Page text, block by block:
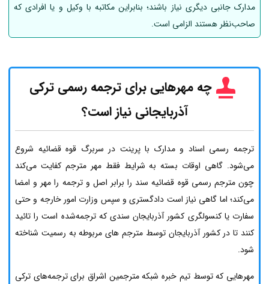
مدارک جانبی دیگری نیاز باشند؛ بنابراین مکاتبه با وکیل و یا افرادی که
صاحب‌نظر هستند الزامی است.
چه مهرهایی برای ترجمه رسمی ترکی
آذربایجانی نیاز است؟
ترجمه رسمی اسناد و مدارک با پرینت در سربرگ قوه قضائیه شروع
می‌شود. گاهی اوقات بسته به شرایط فقط مهر مترجم کفایت می‌کند
چون مترجم رسمی قوه قضائیه سند را برابر اصل و ترجمه را مهر و امضا
می‌کند؛ اما گاهی نیاز است دادگستری و سپس وزارت امور خارجه و حتی
سفارت یا کنسولگری کشور آذربایجان سندی که ترجمه‌شده است را تائید
کنند تا در کشور آذربایجان توسط مترجم های مربوطه به رسمیت شناخته
شود.
مهرهایی که توسط تیم خبره شبکه مترجمین اشراق برای ترجمه‌های ترکی